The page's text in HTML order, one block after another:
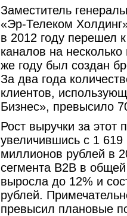
Заместитель
«Эр-Телеком
в 2012 году перешел
каналов на
же году был создан
За два года
клиентов,
Бизнес», превысило
Рост выручки за этот
увеличившись с 1
миллионов рублей в
сегмента B2B в
выросла до 12% и
рублей.
превысил плановые